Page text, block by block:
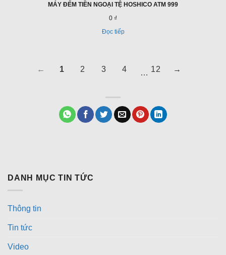
DANH MỤC TIN TỨC
Thông tin
Tin tức
Video
MÁY ĐẾM TIỀN NGOẠI TỆ HOSHICO ATM 999
0 ₫
Đọc tiếp
← TRANG
1 TRANG
2 TRANG
3TRANG
4TRANG
… 12 TRANG
→